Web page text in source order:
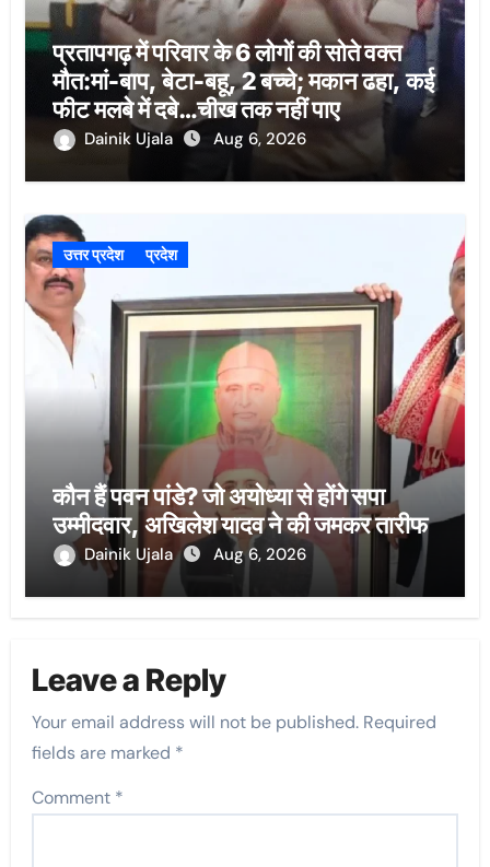
प्रतापगढ़ में परिवार के 6 लोगों की सोते वक्त
मौत:मां-बाप, बेटा-बहू, 2 बच्चे; मकान ढहा, कई
फीट मलबे में दबे…चीख तक नहीं पाए
Dainik Ujala Aug 6, 2026
उत्तर प्रदेश प्रदेश
कौन हैं पवन पांडे? जो अयोध्या से होंगे सपा
उम्मीदवार, अखिलेश यादव ने की जमकर तारीफ
Dainik Ujala Aug 6, 2026
Leave a Reply
Your email address will not be published. Required
fields are marked *
Comment *